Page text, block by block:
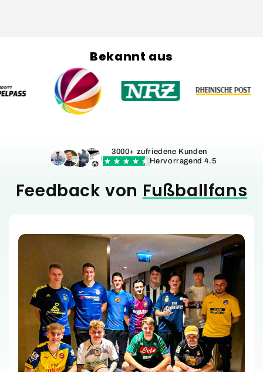
Bekannt aus
3000+ zufriedene Kunden
Hervorragend 4.5
Feedback von Fußballfans